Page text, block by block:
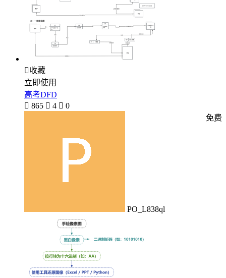
收藏
立即使用
高考DFD
 865  4  0
PO_L838ql
免费